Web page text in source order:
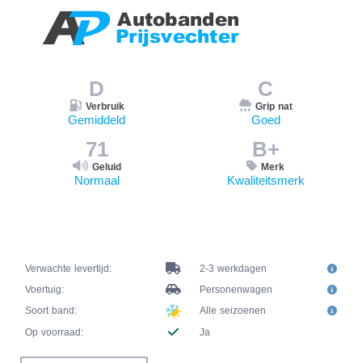
D
Verbruik
Gemiddeld
C
Grip nat
Goed
71
Geluid
Normaal
B+
Merk
Kwaliteitsmerk
Verwachte levertijd:
2-3 werkdagen
Voertuig:
Personenwagen
Soort band:
Alle seizoenen
Op voorraad:
Ja